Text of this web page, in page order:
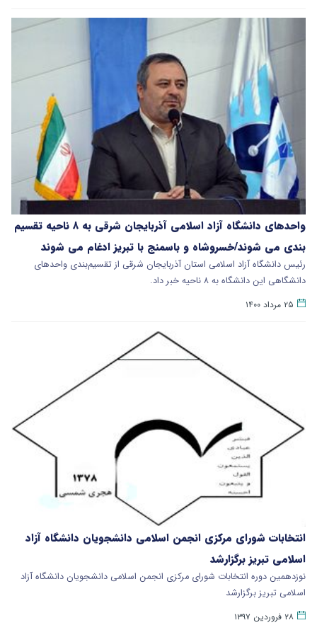
واحدهای دانشگاه آزاد اسلامی آذربایجان شرقی به ۸ ناحیه تقسیم
بندی می شوند/خسروشاه و باسمنج با تبریز ادغام می شوند
رئیس دانشگاه آزاد اسلامی استان آذربایجان شرقی از تقسیم‌بندی واحدهای
دانشگاهی این دانشگاه به ۸ ناحیه خبر داد.
۲۵ مرداد ۱۴۰۰
انتخابات شورای مرکزی انجمن اسلامی دانشجویان دانشگاه آزاد
اسلامی تبریز برگزارشد
نوزدهمین دوره انتخابات شورای مرکزی انجمن اسلامی دانشجویان دانشگاه آزاد
اسلامی تبریز برگزارشد
۲۸ فروردین ۱۳۹۷